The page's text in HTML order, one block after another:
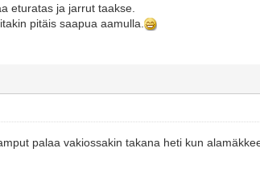
eturatas ja jarrut taakse.
pitäis saapua aamulla.
palaa vakiossakin takana heti kun